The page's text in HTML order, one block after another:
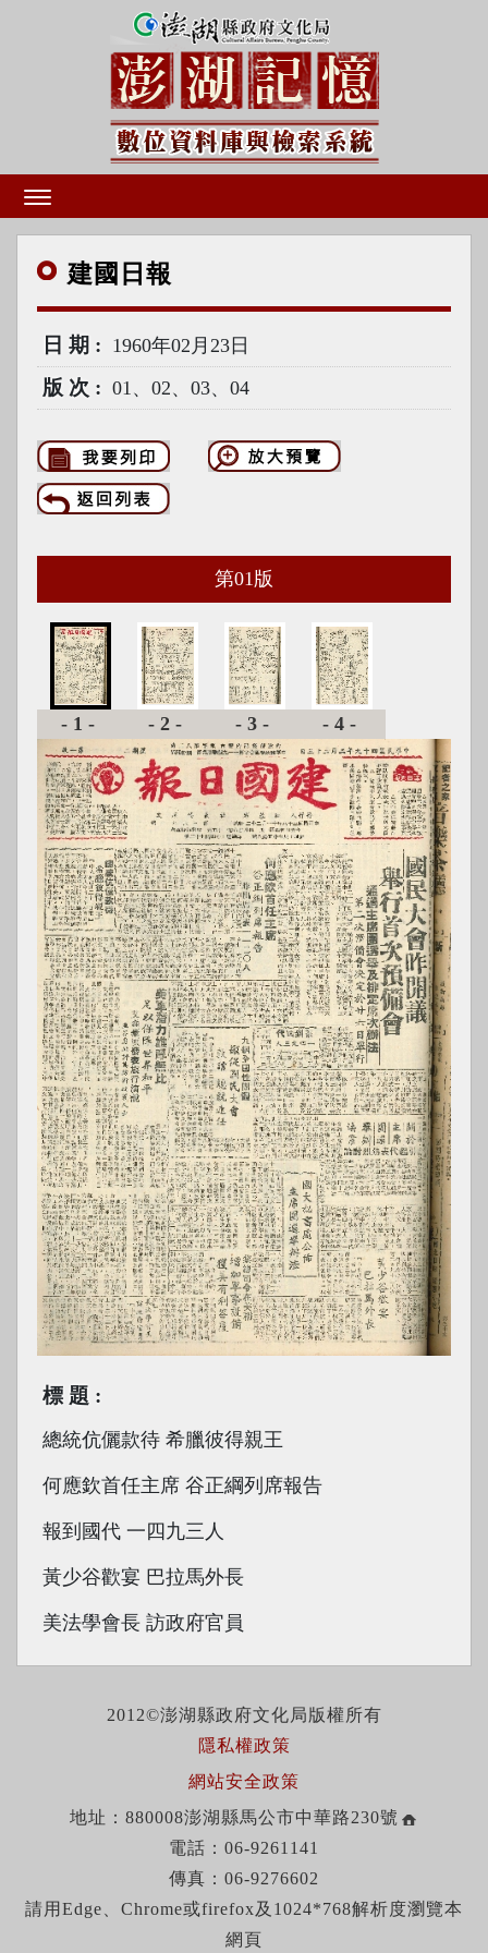
建國 日報
日期 1960年02月23日
版次 01、02、03、04
第01 版
-1- -2- -3- -4-
標題
總統伉儷款待 希臘彼得親王
何應欽首任主席 谷正綱列席報告
報到國代 一四九三人
黃少谷歡宴 巴拉馬外長
美法學會長 訪政府官員
2012©澎湖縣政府文化局版權所有
隱私權政策
網站安全政策
地址：880008澎湖縣馬公市中華路230號
電話：06-9261141
傳真：06-9276602
請用Edge、Chrome或firefox及1024*768解析度瀏覽本
網頁